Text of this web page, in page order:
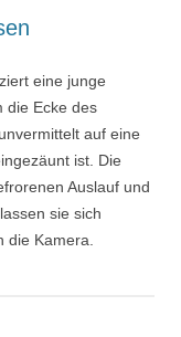
eine junge
die Ecke des
auf eine
ist. Die
Auslauf und
sie sich
die Kamera.